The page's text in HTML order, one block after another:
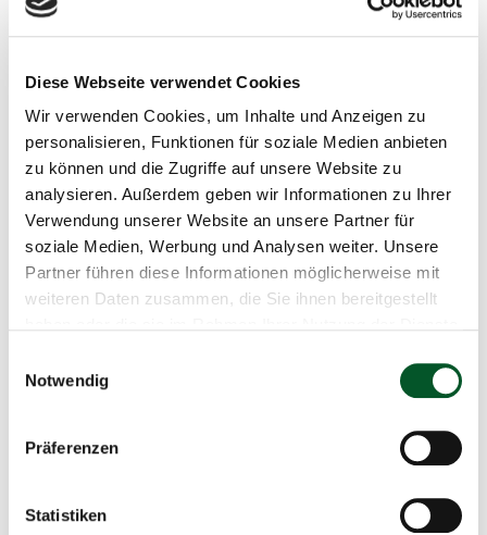
Diese Webseite verwendet Cookies
Wir verwenden Cookies, um Inhalte und Anzeigen zu
personalisieren, Funktionen für soziale Medien anbieten
zu können und die Zugriffe auf unsere Website zu
analysieren. Außerdem geben wir Informationen zu Ihrer
Verwendung unserer Website an unsere Partner für
soziale Medien, Werbung und Analysen weiter. Unsere
Partner führen diese Informationen möglicherweise mit
weiteren Daten zusammen, die Sie ihnen bereitgestellt
Notwendig
Präferenzen
Statistiken
Kompetenzentrum Klimaschutz in
energieintensiven Industrien (KEI)
19.02.2025
14:00 Uhr-16:00 Uhr
E-Mail schreiben